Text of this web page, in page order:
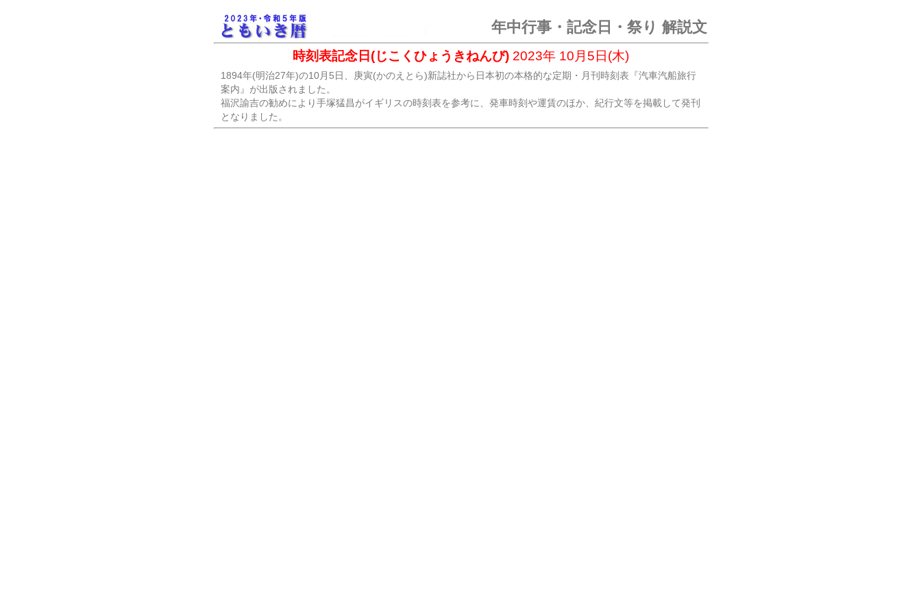
年中行事・記念日・祭り 解説文
時刻表記念日(じこくひょうきねんび)2023年 10月5日(木)
1894年(明治27年)の10月5日、庚寅(かのえとら)新誌社から日本初の本格的な定期・月刊時刻表『汽車汽船旅行
案内』が出版されました。
福沢諭吉の勧めにより手塚猛昌がイギリスの時刻表を参考に、発車時刻や運賃のほか、紀行文等を掲載して発刊
となりました。